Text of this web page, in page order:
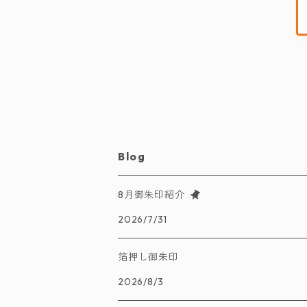
Blog
8月御朱印紹介
2026/7/31
箔押し御朱印
2026/8/3